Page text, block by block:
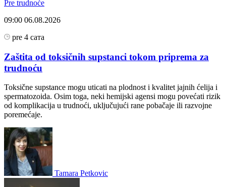
Pre trudnoće
09:00 06.08.2026
pre 4 сата
Zaštita od toksičnih supstanci tokom priprema za
trudnoću
Toksične supstance mogu uticati na plodnost i kvalitet jajnih ćelija i
spermatozoida. Osim toga, neki hemijski agensi mogu povećati rizik
od komplikacija u trudnoći, uključujući rane pobačaje ili razvojne
poremećaje.
Tamara Petkovic